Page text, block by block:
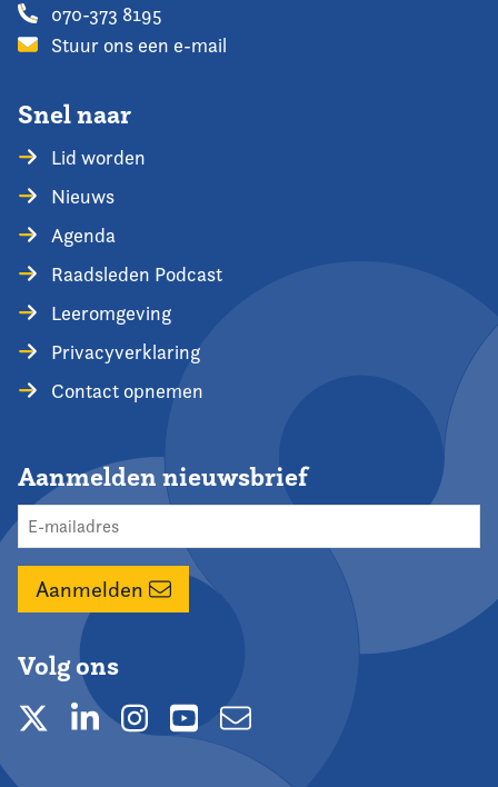
070-373 8195
Stuur ons een e-mail
Snel naar
Lid worden
Nieuws
Agenda
Raadsleden Podcast
Leeromgeving
Privacyverklaring
Contact opnemen
Aanmelden nieuwsbrief
Aanmelden
Volg ons